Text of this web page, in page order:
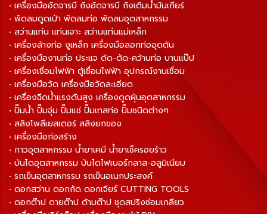
• เครื่องมืออัดจารบี ถังอัดจารบี ถังเติมน้ำมันเกียร์
• พัดลมดูดเป่า พัดลมท่อ พัดลมอุตสาหกรรม
• สว่านแท่น แท่นเจาะ สว่านแท่นแม่เหล็ก
• เครื่องล้างท่อ งูเหล็ก เครื่องมือลอกท่ออุดตัน
• เครื่องมืองานท่อ ประแจ ดัด-ตัด-คว้านท่อ บานแป๊ป
• เครื่องเชื่อมไฟฟ้า ตู้เชื่อมไฟฟ้า อุปกรณ์งานเชื่อม
• เครื่องมือวัด เครื่องมือวัดละเอียด
• เครื่องฉีดน้ำแรงดันสูง เครื่องดูดฝุ่นอุตสาหกรรม
• ปั๊มน้ำ ปั๊มจุ่ม ปั๊มแช่ ปั๊มเทสท่อ ปั๊มชนิดต่างๆ
• สลิงโพลีเยสเตอร์ สลิงยกของ
• เครื่องมือก่อสร้าง
• กาวอุตสาหกรรม น้ำยาเคมี น้ำยาเช็ครอยร้าว
• บันไดอุตสาหกรรม บันไดไฟเบอร์กลาส-อลูมิเนียม
• รถเข็นอุตสาหกรรม รถเข็นอเนกประสงค์
• ดอกสว่าน ดอกกัด ดอกเจียร์ CUTTING TOOLS
• ดอกต๊าป ดายต๊าป ด้ามต๊าป ชุดสปริงซ่อมเกลียว